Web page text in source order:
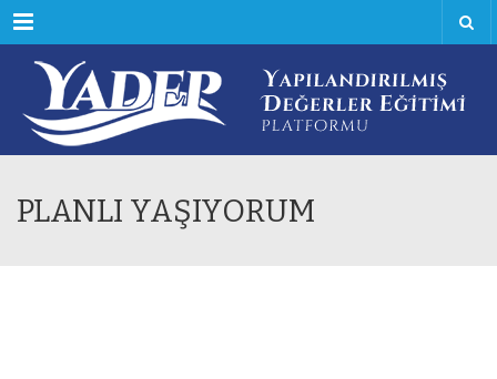
Menu
PLANLI YAŞIYORUM